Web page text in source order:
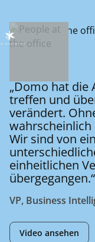
„Domo hat die
treffen und
verändert.
wahrscheinlich
Wir sind von
einheitlichen
übergegangen.“
VP, Business
Video ansehen